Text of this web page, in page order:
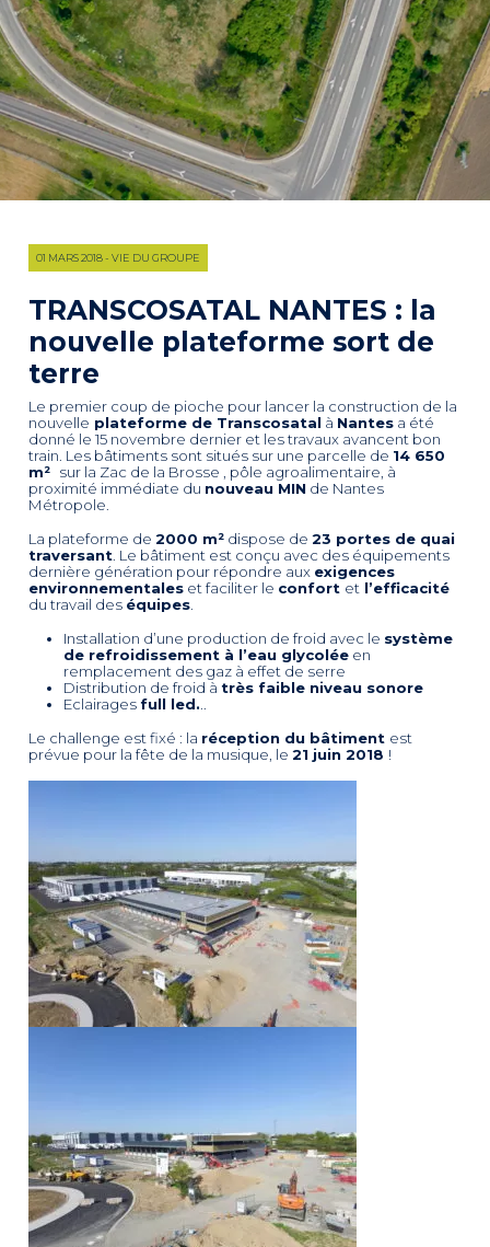
01 MARS 2018 - VIE DU GROUPE
TRANSCOSATAL NANTES : la
nouvelle plateforme sort de
terre
Le premier coup de pioche pour lancer la construction de la
nouvelle plateforme de Transcosatal à Nantesa été
donné le 15 novembre dernier et les travaux avancent bon
train. Les bâtiments sont situés sur une parcelle de 14 650
m² sur la Zac de la Brosse , pôle agroalimentaire, à
proximité immédiate du nouveau MIN de Nantes
Métropole.
La plateforme de 2000 m²dispose de 23 portes de quai
traversant. Le bâtiment est conçu avec des équipements
dernière génération pour répondre aux exigences
environnementaleset faciliter le confort et l’efficacité
du travail des équipes.
Installation d’une production de froid avec le système
de refroidissement à l’eau glycoléeen
remplacement des gaz à effet de serre
Distribution de froid à très faible niveau sonore
Eclairagesfull led.
Le challenge est fixé : la réception du bâtiment est
prévue pour la fête de la musique, le 21 juin 2018 !